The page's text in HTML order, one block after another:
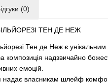
(0)
ТЕН ДЕ НЕЖ
Тен де Неж є унікальним
композиція надзвичайно
емоцій.
власникам шлейф